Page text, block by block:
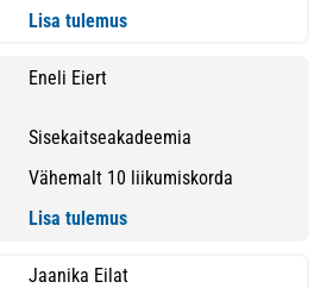
Lisa tulemus
Eneli Eiert
Sisekaitseakadeemia
Vähemalt 10 liikumiskorda
Lisa tulemus
Jaanika Eilat